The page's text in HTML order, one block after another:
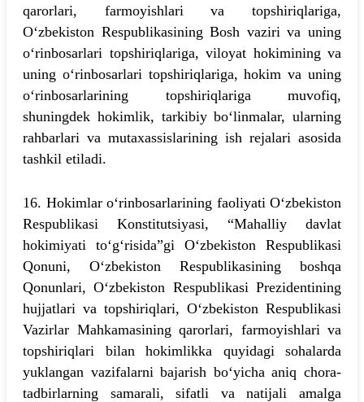
qarorlari, farmoyishlari va topshiriqlariga,
O‘zbekiston Respublikasining Bosh vaziri va uning
o‘rinbosarlari topshiriqlariga, viloyat hokimining va
uning o‘rinbosarlari topshiriqlariga, hokim va uning
o‘rinbosarlarining topshiriqlariga muvofiq,
shuningdek hokimlik, tarkibiy bo‘linmalar, ularning
rahbarlari va mutaxassislarining ish rejalari asosida
tashkil etiladi.
16. Hokimlar o‘rinbosarlarining faoliyati O‘zbekiston
Respublikasi Konstitutsiyasi, “Mahalliy davlat
hokimiyati to‘g‘risida”gi O‘zbekiston Respublikasi
Qonuni, O‘zbekiston Respublikasining boshqa
Qonunlari, O‘zbekiston Respublikasi Prezidentining
hujjatlari va topshiriqlari, O‘zbekiston Respublikasi
Vazirlar Mahkamasining qarorlari, farmoyishlari va
topshiriqlari bilan hokimlikka quyidagi sohalarda
yuklangan vazifalarni bajarish bo‘yicha aniq chora-
tadbirlarning samarali, sifatli va natijali amalga